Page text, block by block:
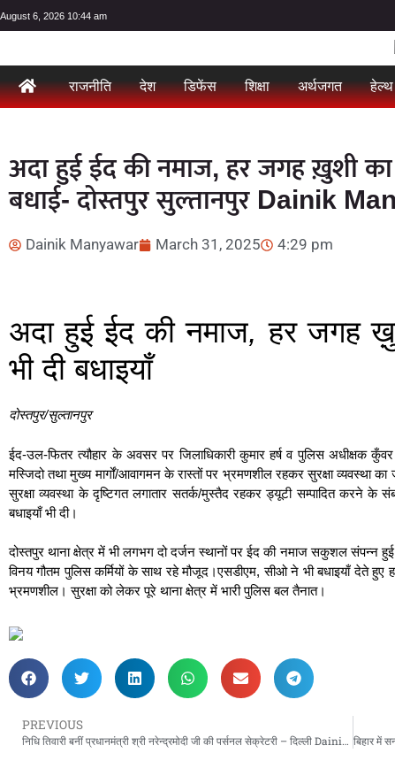
August 6, 2026 10:44 am
राजनीति देश डिफेंस शिक्षा अर्थजगत हेल्थ
अदा हुई ईद की नमाज, हर जगह ख़ुशी का
बधाई- दोस्तपुर सुल्तानपुर Dainik
Dainik Manyawar March 31, 2025 4:29 pm
अदा हुई ईद की नमाज,हर जगह
भी दी बधाइयाँ
दोस्तपुर/सुल्तानपुर
ईद-उल-फितर त्यौहार के अवसर पर जिलाधिकारी कुमार हर्ष व पुलिस अधीक्षक
मस्जिदो तथा मुख्य मार्गों/आवागमन के रास्तों पर भ्रमणशील रहकर सुरक्षा व्यवस्था का
सुरक्षा व्यवस्था के दृष्टिगत लगातार सतर्क/मुस्तैद रहकर ड्यूटी सम्पादित करने के
बधाइयाँ भी दी।
दोस्तपुर थाना क्षेत्र में भी लगभग दो दर्जन स्थानों पर ईद की नमाज सकुशल संपन्न
विनय गौतम पुलिस कर्मियों के साथ रहे मौजूद।एसडीएम, सीओ ने भी बधाइयाँ देते हुए
भ्रमणशील। सुरक्षा को लेकर पूरे थाना क्षेत्र में भारी पुलिस बल तैनात।
PREVIOUS
निधि तिवारी बनीं प्रधानमंत्री श्री नरेन्द्रमोदी जी की पर्सनल सेक्रेटरी – दिल्ली Dainik Manyawar News